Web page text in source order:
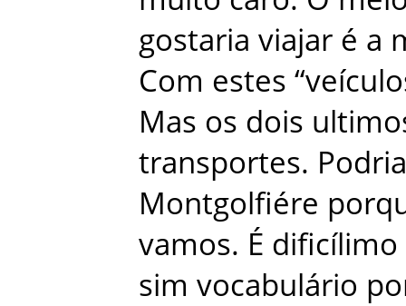
gostaria viajar é a
Com estes “
Mas os dois
transportes. Podria
Montgolfiére
vamos. É dificílimo
sim vocabulário